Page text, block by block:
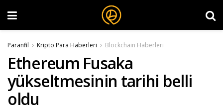
Paranfil Kripto Para Haberleri Blockchain Haberleri
Ethereum Fusaka
yükseltmesinin tarihi belli
oldu